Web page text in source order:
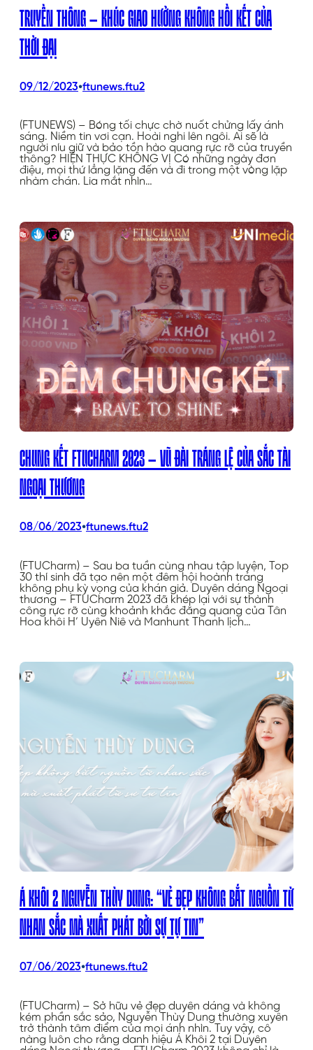
TRUYỀN THÔNG – KHÚC GIAO HƯỞNG KHÔNG HỒI KẾT CỦA
THỜI ĐẠI
09/12/2023•ftunews.ftu2
(FTUNEWS) – Bóng tối chực chờ nuốt chửng lấy ánh
sáng. Niềm tin vơi cạn. Hoài nghi lên ngôi. Ai sẽ là
người níu giữ và bảo tồn hào quang rực rỡ của truyền
thông? HIỆN THỰC KHÔNG VỊ Có những ngày đơn
điệu, mọi thứ lẳng lặng đến và đi trong một vòng lặp
nhàm chán. Lia mắt nhìn…
CHUNG KẾT FTUCHARM 2023 – VŨ ĐÀI TRÁNG LỆ CỦA SẮC TÀI
NGOẠI THƯƠNG
08/06/2023•ftunews.ftu2
(FTUCharm) – Sau ba tuần cùng nhau tập luyện, Top
30 thí sinh đã tạo nên một đêm hội hoành tráng
không phụ kỳ vọng của khán giả. Duyên dáng Ngoại
thương – FTUCharm 2023 đã khép lại với sự thành
công rực rỡ cùng khoảnh khắc đăng quang của Tân
Hoa khôi H’ Uyên Niê và Manhunt Thanh lịch…
Á KHÔI 2 NGUYỄN THÙY DUNG: “VẺ ĐẸP KHÔNG BẮT NGUỒN TỪ
NHAN SẮC MÀ XUẤT PHÁT BỞI SỰ TỰ TIN”
07/06/2023•ftunews.ftu2
(FTUCharm) – Sở hữu vẻ đẹp duyên dáng và không
kém phần sắc sảo, Nguyễn Thùy Dung thường xuyên
trở thành tâm điểm của mọi ánh nhìn. Tuy vậy, cô
nàng luôn cho rằng danh hiệu Á Khôi 2 tại Duyên